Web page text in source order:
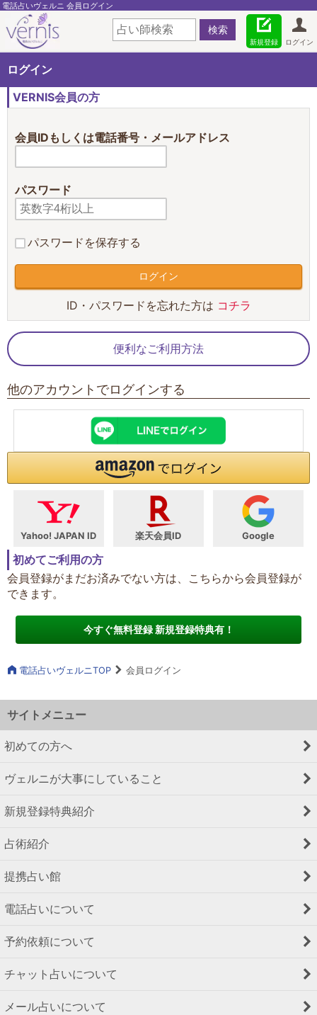
電話占いヴェルニ 会員ログイン
ログイン
新規登録
ログイン
VERNIS会員の方
会員IDもしくは電話番号・メールアドレス
パスワード
パスワードを保存する
ID・パスワードを忘れた方は コチラ
便利なご利用方法
他のアカウントでログインする
Yahoo! JAPAN ID 楽天会員ID Google
初めてご利用の方
会員登録がまだお済みでない方は、こちらから会員登録が
できます。
今すぐ無料登録 新規登録特典有！
電話占いヴェルニTOP 会員ログイン
サイトメニュー
初めての方へ
ヴェルニが大事にしていること
新規登録特典紹介
占術紹介
提携占い館
電話占いについて
予約依頼について
チャット占いについて
メール占いについて